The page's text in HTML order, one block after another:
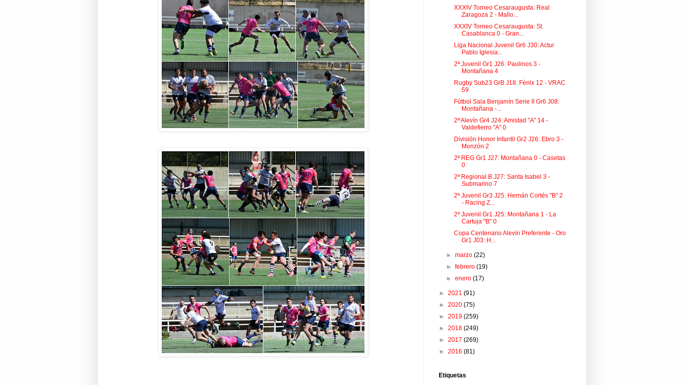
XXXIV Torneo Cesaraugusta: Real
Zaragoza 2 - Mallo...
XXXIV Torneo Cesaraugusta: St.
Casablanca 0 - Gran...
Liga Nacional Juvenil Gr6 J30: Actur
Pablo Iglesia...
2ª Juvenil Gr1 J26: Paulinos 3 -
Montañana 4
Rugby Sub23 GrB J18: Fénix 12 - VRAC
59
Fútbol Sala Benjamín Serie II Gr6 J08:
Montañana -...
2ª Alevín Gr4 J24: Amistad "A" 14 -
Valdefierro "A" 0
División Honor Infantil Gr2 J26: Ebro 3 -
Monzón 2
2ª REG Gr1 J27: Montañana 0 - Casetas
0
2ª Regional B J27: Santa Isabel 3 -
Submarino 7
2ª Juvenil Gr3 J25: Hernán Cortés "B" 2
- Racing Z...
2ª Juvenil Gr1 J25: Montañana 1 - La
Cartuja "B" 0
Copa Centenario Alevín Preferente - Oro
Gr1 J03: H...
►marzo(22)
►febrero(19)
►enero(17)
► 2021 (91)
► 2020 (75)
► 2019 (259)
► 2018 (249)
► 2017 (269)
► 2016 (81)
Etiquetas